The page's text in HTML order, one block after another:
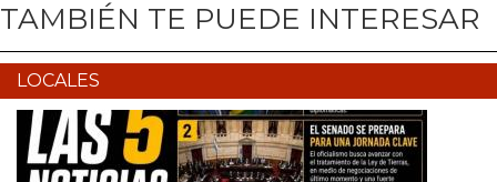
TAMBIÉN TE PUEDE INTERESAR
LOCALES